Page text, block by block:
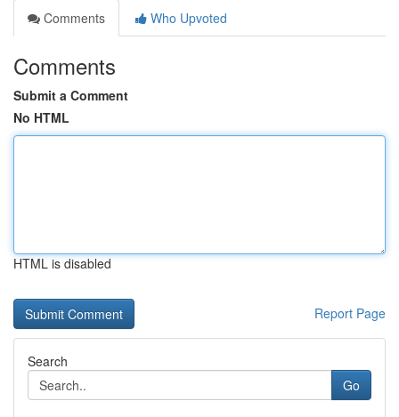
Comments
Who Upvoted
Comments
Submit a Comment
No HTML
HTML is disabled
Report Page
Search
Go